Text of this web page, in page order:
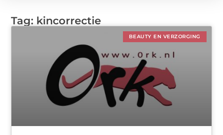
Tag: kincorrectie
BEAUTY EN VERZORGING